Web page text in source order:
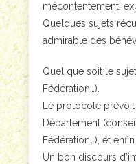
mécontentement,
Quelques sujets
admirable des
Quel que soit le
Fédération…).
Le protocole prévoit
Département
Fédération…), et
Un bon discours